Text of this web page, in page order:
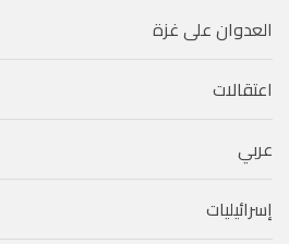
العدوان على غزة
اعتقالات
عربي
إسرائيليات